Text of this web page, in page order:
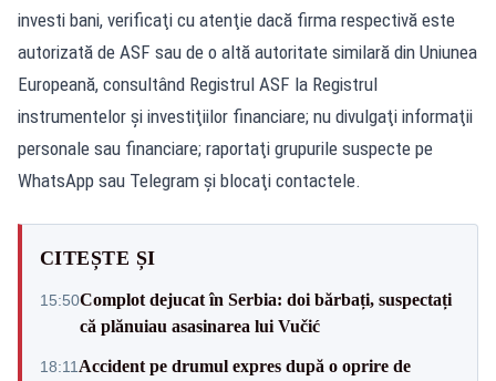
investi bani, verificaţi cu atenţie dacă firma respectivă este
autorizată de ASF sau de o altă autoritate similară din Uniunea
Europeană, consultând Registrul ASF la Registrul
instrumentelor şi investiţiilor financiare; nu divulgaţi informaţii
personale sau financiare; raportaţi grupurile suspecte pe
WhatsApp sau Telegram şi blocaţi contactele.
CITEȘTE ȘI
15:50Complot dejucat în Serbia: doi bărbați, suspectați
că plănuiau asasinarea lui Vučić
18:11 Accident pe drumul expres după o oprire de